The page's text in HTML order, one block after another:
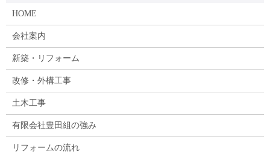
HOME
会社案内
新築・リフォーム
改修・外構工事
土木工事
有限会社豊田組の強み
リフォームの流れ